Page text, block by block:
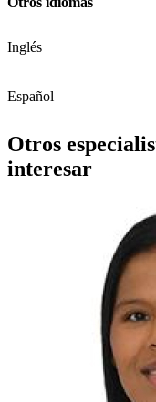
Inglés
Español
Otros
interesar